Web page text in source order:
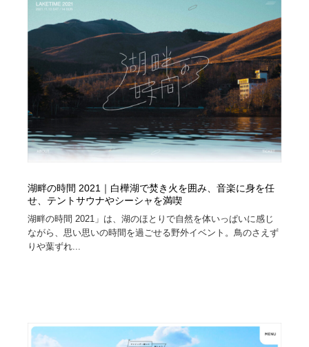
湖畔の時間 2021｜白樺湖で焚き火を囲み、音楽に身を任
せ、テントサウナやシーシャを満喫
湖畔の時間 2021」は、湖のほとりで自然を体いっぱいに感じ
ながら、思い思いの時間を過ごせる野外イベント。鳥のさえず
りや葉ずれ...